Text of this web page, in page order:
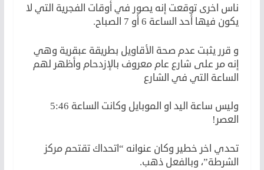
ناس اخرى توقعت إنه يصور في أوقات الفجرية التي لا
يكون فيها أحد الساعة 6 أو 7 الصباح.
و قرر يثبت عدم صحة الأقاويل بطريقة عبقرية وهي
إنه مر على شارع عام معروف بالإزدحام وأظهر لهم
الساعة التي في الشارع
وليس ساعة اليد او الموبايل وكانت الساعة 5:46
العصر!
تحدي اخر خطير وكان عنوانه “اتحداك تقتحم مركز
الشرطة”، وبالفعل ذهب.